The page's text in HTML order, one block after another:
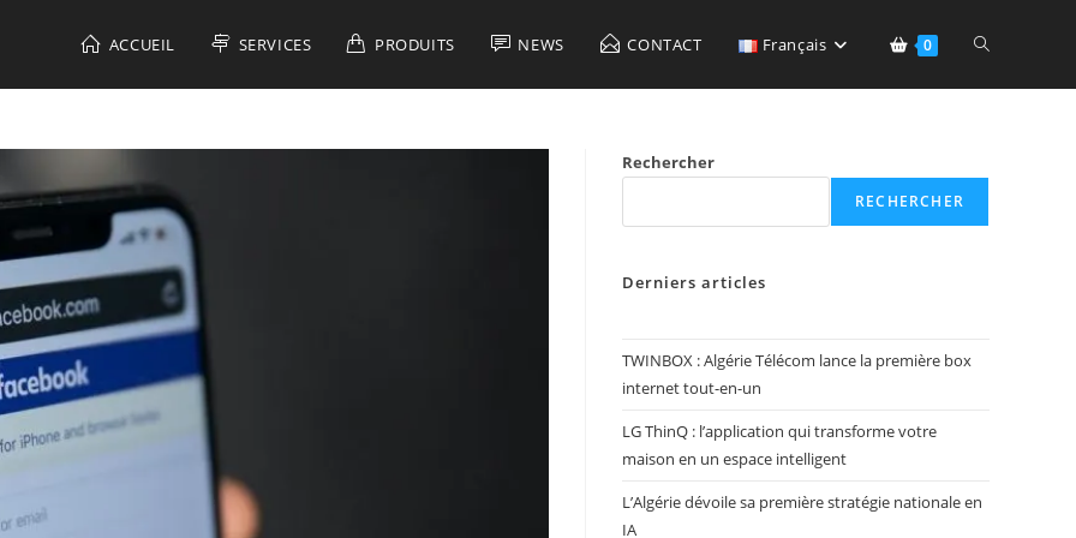
ACCUEIL SERVICES PRODUITS NEWS CONTACT Français 0 Toggle
search
Rechercher
RECHERCHER
Derniers articles
TWINBOX : Algérie Télécom lance la première box
internet tout-en-un
LG ThinQ : l’application qui transforme votre
maison en un espace intelligent
L’Algérie dévoile sa première stratégie nationale en
IA